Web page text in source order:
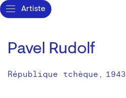
Artiste
Pavel Rudolf
République tchèque , 1943